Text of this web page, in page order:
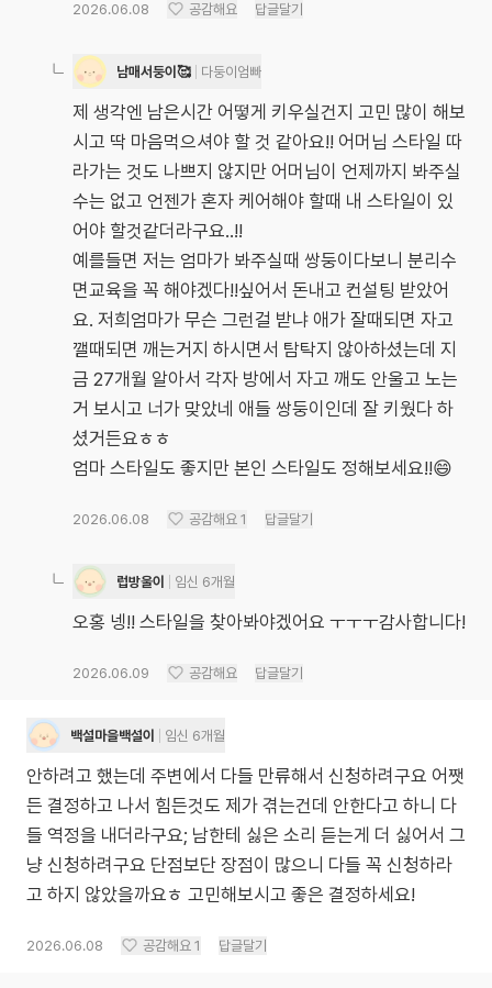
2026.06.08 공감해요 답글달기
남매서둥이🥰 다둥이엄빠
제 생각엔 남은시간 어떻게 키우실건지 고민 많이 해보
시고 딱 마음먹으셔야 할 것 같아요!! 어머님 스타일 따
라가는 것도 나쁘지 않지만 어머님이 언제까지 봐주실
수는 없고 언젠가 혼자 케어해야 할때 내 스타일이 있
어야 할것같더라구요..!!
예를들면 저는 엄마가 봐주실때 쌍둥이다보니 분리수
면교육을 꼭 해야겠다!!싶어서 돈내고 컨설팅 받았어
요. 저희엄마가 무슨 그런걸 받냐 애가 잘때되면 자고
깰때되면 깨는거지 하시면서 탐탁지 않아하셨는데 지
금 27개월 알아서 각자 방에서 자고 깨도 안울고 노는
거 보시고 너가 맞았네 애들 쌍둥이인데 잘 키웠다 하
셨거든요ㅎㅎ
엄마 스타일도 좋지만 본인 스타일도 정해보세요!!😄
2026.06.08 공감해요 1 답글달기
럽방울이 임신 6개월
오홍 넹!! 스타일을 찾아봐야겠어요 ㅜㅜㅜ감사합니다!
2026.06.09 공감해요 답글달기
백설마을백설이 임신 6개월
안하려고 했는데 주변에서 다들 만류해서 신청하려구요 어쨋
든 결정하고 나서 힘든것도 제가 겪는건데 안한다고 하니 다
들 역정을 내더라구요; 남한테 싫은 소리 듣는게 더 싫어서 그
냥 신청하려구요 단점보단 장점이 많으니 다들 꼭 신청하라
고 하지 않았을까요ㅎ 고민해보시고 좋은 결정하세요!
2026.06.08 공감해요 1 답글달기